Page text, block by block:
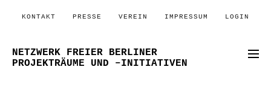
KONTAKT PRESSE VEREIN IMPRESSUM LOGIN
NETZWERK FREIER BERLINER
PROJEKTRÄUME UND –INITIATIVEN